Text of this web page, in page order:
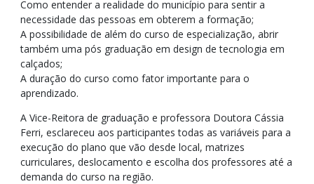
Como entender a realidade do município para sentir a
necessidade das pessoas em obterem a formação;
A possibilidade de além do curso de especialização, abrir
também uma pós graduação em design de tecnologia em
calçados;
A duração do curso como fator importante para o
aprendizado.
A Vice-Reitora de graduação e professora Doutora Cássia
Ferri, esclareceu aos participantes todas as variáveis para a
execução do plano que vão desde local, matrizes
curriculares, deslocamento e escolha dos professores até a
demanda do curso na região.